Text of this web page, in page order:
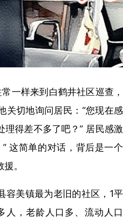
一样来到白鹤井社区巡查，
关切地询问居民：“您现在感
理得差不多了吧？” 居民感激
这简单的对话，背后是一个
。
容美镇最为老旧的社区，1平
人，老龄人口多、流动人口